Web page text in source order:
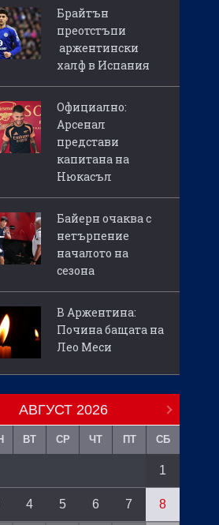
Брайтън
преотстъпи
аржентински
халф в Испания
Официално:
Арсенал
представи
капитана на
Нюкасъл
Байерн очаква с
нетърпение
началото на
сезона
В Аржентина:
Почина бащата на
Лео Меси
АВГУСТ 2026
ВТ СР ЧТ ПТ СБ
1
4 5 6 7 8